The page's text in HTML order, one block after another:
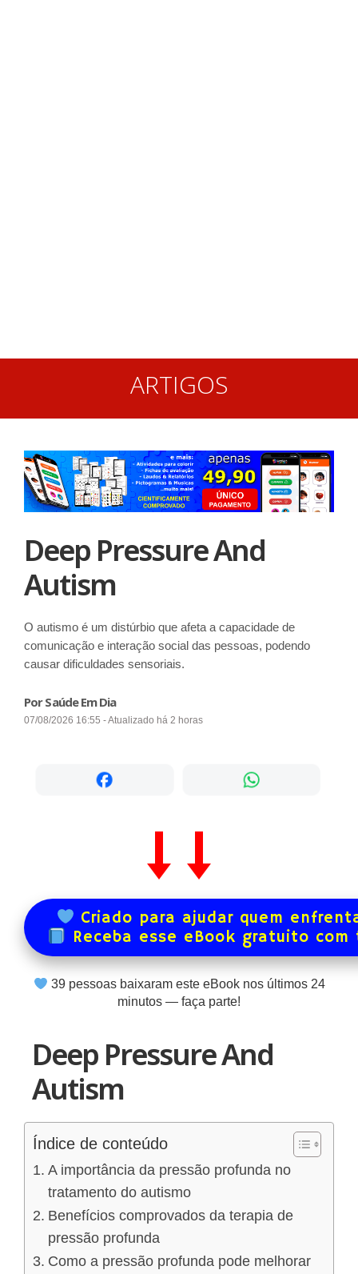
ARTIGOS
Deep Pressure And
Autism
O autismo é um distúrbio que afeta a capacidade de
comunicação e interação social das pessoas, podendo
causar dificuldades sensoriais.
Por Saúde Em Dia
07/08/2026 16:55 - Atualizado há 2 horas
Criado para ajudar quem
Receba esse eBook gratuito
39pessoas baixaram este eBook nos últimos 24
minutos — faça parte!
Deep Pressure And
Autism
Índice de conteúdo
A importância da pressão profunda no
tratamento do autismo
Benefícios comprovados da terapia de
pressão profunda
Como a pressão profunda pode melhorar